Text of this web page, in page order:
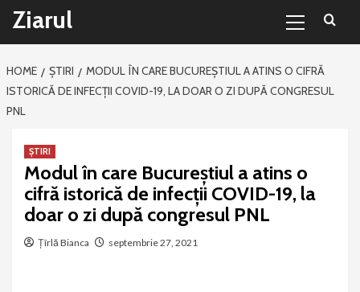
Sari
conținut
Ziarul
Menu
HOME ȘTIRI
MODUL ÎN CARE BUCUREȘTIUL A ATINS O CIFRĂ
ISTORICĂ DE INFECȚII COVID-19, LA DOAR O ZI DUPĂ CONGRESUL
PNL
ȘTIRI
Modul în care Bucureștiul a atins o
cifră istorică de infecții COVID-19, la
doar o zi după congresul PNL
Țîrlă Bianca septembrie 27, 2021